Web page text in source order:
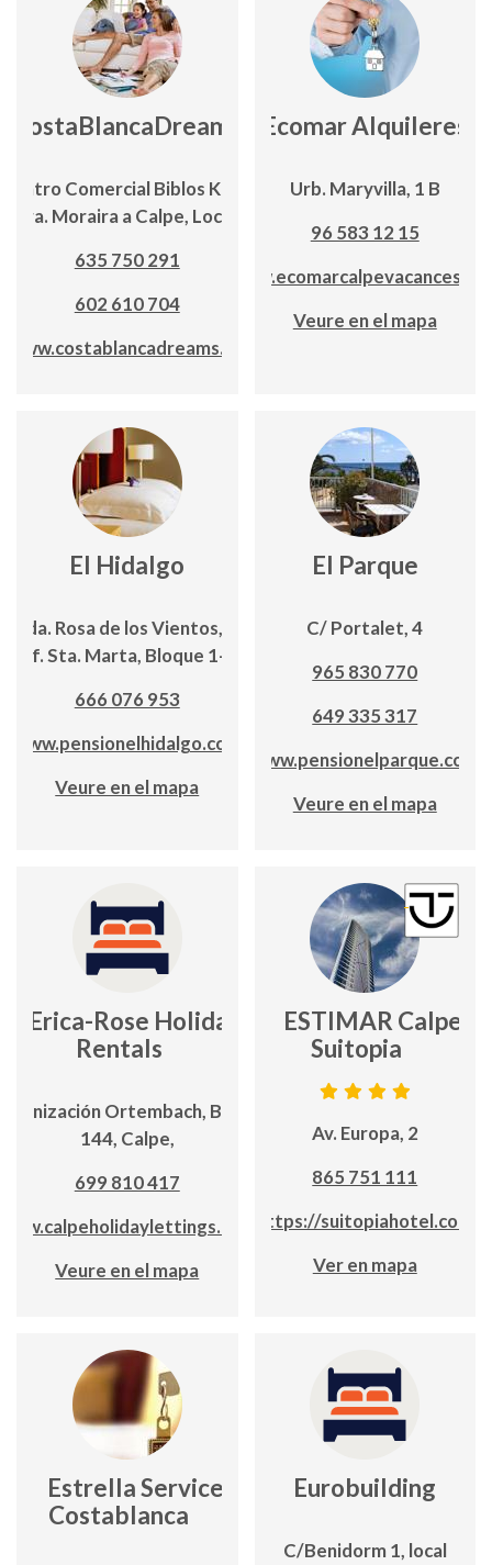
CostaBlancaDreams
Centro Comercial Biblos Km 1,
Ctra. Moraira a Calpe, Local 6
635 750 291
602 610 704
www.costablancadreams.eu
Ecomar Alquileres
Urb. Maryvilla, 1 B
96 583 12 15
Veure en el mapa
El Hidalgo
Avda. Rosa de los Vientos,19;
Edf. Sta. Marta, Bloque 1-2º
666 076 953
www.pensionelhidalgo.com
Veure en el mapa
El Parque
C/ Portalet, 4
965 830 770
649 335 317
www.pensionelparque.com
Veure en el mapa
Erica-Rose Holiday
Rentals
Ortembach, Buzón
144, Calpe,
699 810 417
Veure en el mapa
ESTIMAR Calpe
Suitopia
Av. Europa, 2
865 751 111
https://suitopiahotel.com
Ver en mapa
Estrella Service
Costablanca
Eurobuilding
C/Benidorm 1, local